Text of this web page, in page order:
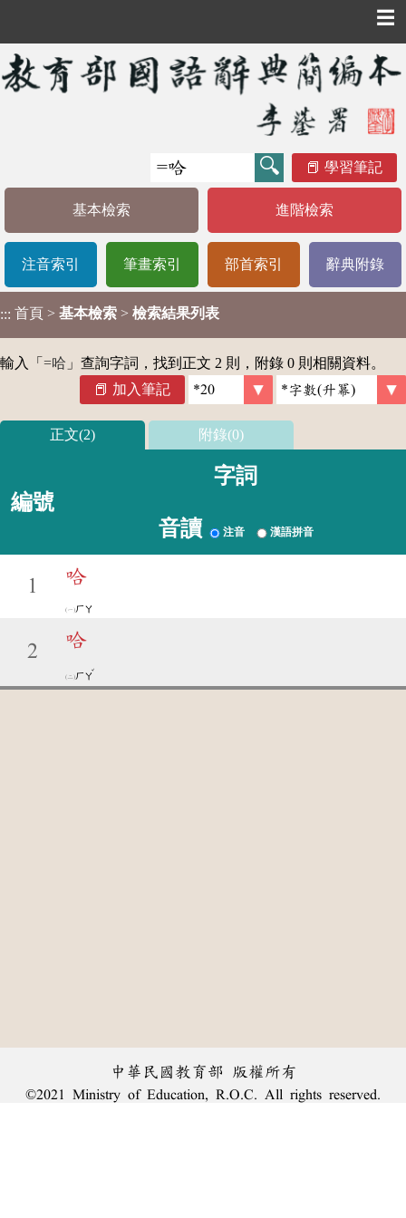
☰
學習筆記
基本檢索 進階檢索
注音索引 筆畫索引 部首索引 辭典附錄
::: 首頁 > 基本檢索 > 檢索結果列表
輸入「 =哈 」查詢字詞，找到正文 2 則，附錄 0 則相關資料。
加入筆記
正文(2) 附錄(0)
編號
字詞
音讀 注音 漢語拼音
1 哈
ㄏㄚ
2
哈
ㄏㄚ
ˇ
中華民國教育部 版權所有
©2021 Ministry of Education, R.O.C. All rights reserved.